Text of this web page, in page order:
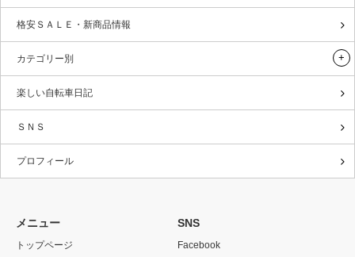
格安ＳＡＬＥ・新商品情報
カテゴリー別
楽しい自転車日記
ＳＮＳ
プロフィール
メニュー
トップページ
SNS
Facebook